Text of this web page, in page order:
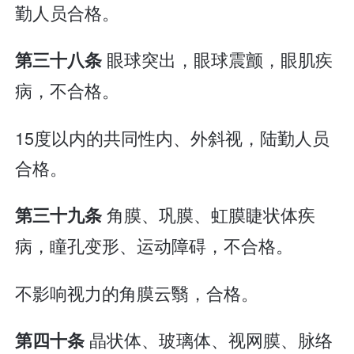
勤人员合格。
第三十八条 眼球突出，眼球震颤，眼肌疾
病，不合格。
15度以内的共同性内、外斜视，陆勤人员
合格。
第三十九条角膜、巩膜、虹膜睫状体疾
病，瞳孔变形、运动障碍，不合格。
不影响视力的角膜云翳，合格。
第四十条 晶状体、玻璃体、视网膜、脉络